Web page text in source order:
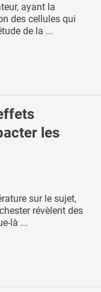
ayant la
des cellules qui
de la ...
les
sur le sujet,
révèlent des
là ...